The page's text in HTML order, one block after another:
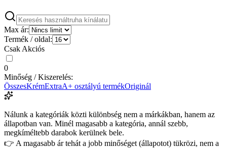
Max ár:
Termék / oldal:
Csak Akciós
0
Minőség / Kiszerelés:
ÖsszesKrémExtraA+ osztályú termékOriginál
Nálunk a kategóriák közti különbség nem a márkákban, hanem az
állapotban van. Minél magasabb a kategória, annál szebb,
megkíméltebb darabok kerülnek bele.
👉 A magasabb ár tehát a jobb minőséget (állapotot) tükrözi, nem a